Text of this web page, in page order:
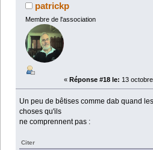
patrickp
Membre de l'association
« Réponse #18 le: 13
Un peu de bêtises comme dab quand
choses qu'ils
ne comprennent pas :
Citer